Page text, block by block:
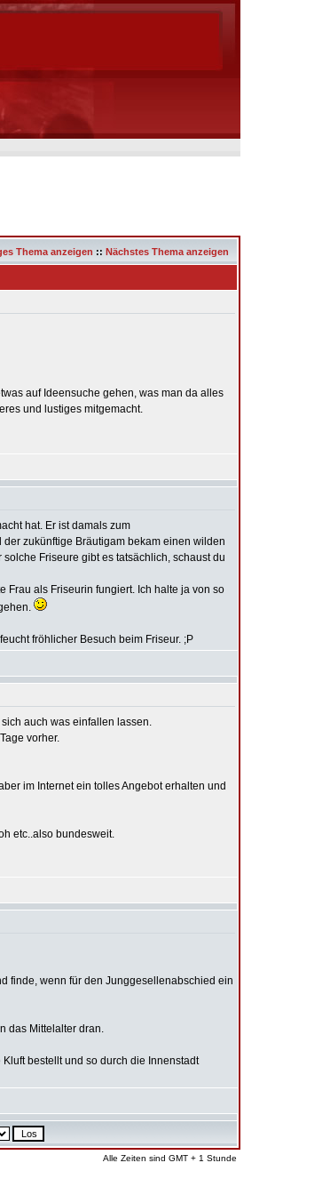
Thema anzeigen :: Nächstes Thema anzeigen
auf Ideensuche gehen, was man da alles
und lustiges mitgemacht.
hat. Er ist damals zum
zukünftige Bräutigam bekam einen wilden
Friseure gibt es tatsächlich, schaust du
Frau als Friseurin fungiert. Ich halte ja von so
fröhlicher Besuch beim Friseur. ;P
auch was einfallen lassen.
vorher.
im Internet ein tolles Angebot erhalten und
etc..also bundesweit.
finde, wenn für den Junggesellenabschied ein
das Mittelalter dran.
bestellt und so durch die Innenstadt
Alle Zeiten sind GMT + 1 Stunde